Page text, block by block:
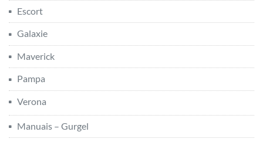
Escort
Galaxie
Maverick
Pampa
Verona
Manuais – Gurgel